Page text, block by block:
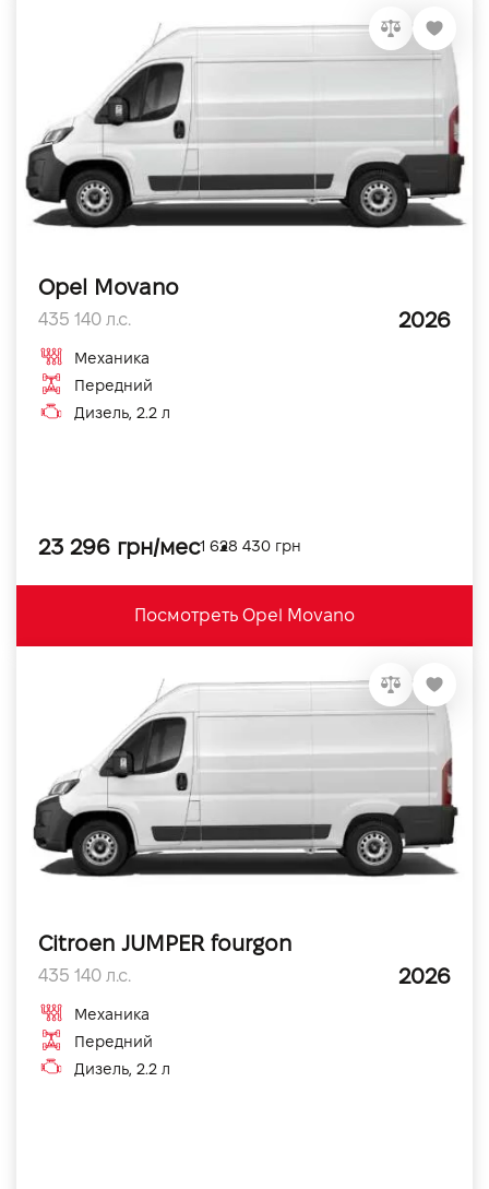
Opel Movano
435 140 л.с. 2026
Механика
Передний
Дизель, 2.2 л
23 296 грн/мес1 628 430 грн
Посмотреть Opel Movano
Citroen JUMPER fourgon
435 140 л.с. 2026
Механика
Передний
Дизель, 2.2 л